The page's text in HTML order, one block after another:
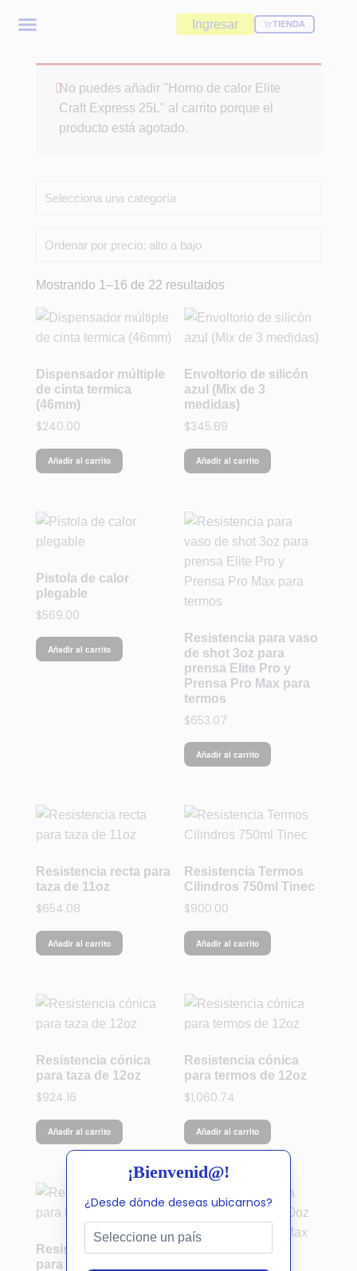
Ingresar TIENDA
¡Bienvenid@!
¿Desde dónde deseas ubicarnos?
No puedes añadir "Horno de calor Elite
Craft Express 25L" al carrito porque el
producto está agotado.
Mostrando 1–16 de 22 resultados
Dispensador múltiple
de cinta termica
(46mm)
$240.00
Añadir al carrito
Envoltorio de silicón
azul (Mix de 3
medidas)
$345.89
Añadir al carrito
Pistola de calor
plegable
$569.00
Añadir al carrito
Resistencia para vaso
de shot 3oz para
prensa Elite Pro y
Prensa Pro Max para
termos
$653.07
Añadir al carrito
Resistencia recta para
taza de 11oz
$654.08
Añadir al carrito
Resistencia Termos
Cilindros 750ml Tinec
$900.00
Añadir al carrito
Resistencia cónica
para taza de 12oz
$924.16
Añadir al carrito
Resistencia cónica
para termos de 12oz
$1,060.74
Añadir al carrito
Resistencia cónica
para taza de 17oz